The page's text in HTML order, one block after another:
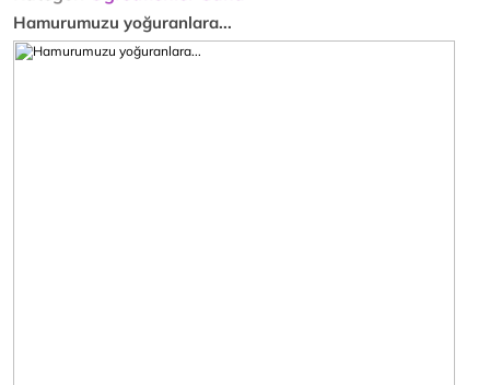
Hamurumuzu yoğuranlara...